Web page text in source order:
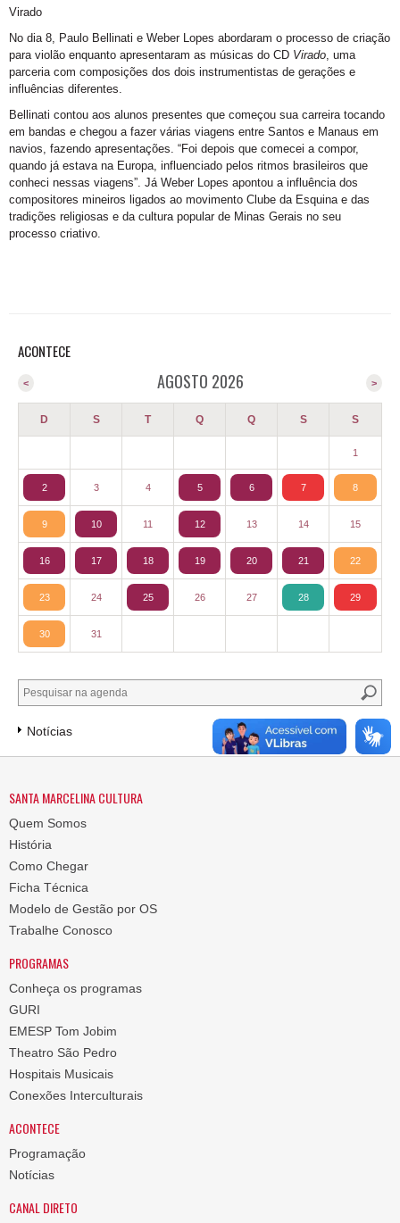
Virado
No dia 8, Paulo Bellinati e Weber Lopes abordaram o processo de criação
para violão enquanto apresentaram as músicas do CD Virado, uma
parceria com composições dos dois instrumentistas de gerações e
influências diferentes.
Bellinati contou aos alunos presentes que começou sua carreira tocando
em bandas e chegou a fazer várias viagens entre Santos e Manaus em
navios, fazendo apresentações. “Foi depois que comecei a compor,
quando já estava na Europa, influenciado pelos ritmos brasileiros que
conheci nessas viagens”. Já Weber Lopes apontou a influência dos
compositores mineiros ligados ao movimento Clube da Esquina e das
tradições religiosas e da cultura popular de Minas Gerais no seu
processo criativo.
ACONTECE
AGOSTO 2026 >
<
D S T Q Q S S
1
2 3 4 5 6 7 8
9 10 11 12 13 14 15
16 17 18 19 20 21 22
23 24 25 26 27 28 29
30 31
Notícias
SANTA MARCELINA CULTURA
Quem Somos
História
Como Chegar
Ficha Técnica
Modelo de Gestão por OS
Trabalhe Conosco
PROGRAMAS
Conheça os programas
GURI
EMESP Tom Jobim
Theatro São Pedro
Hospitais Musicais
Conexões Interculturais
ACONTECE
Programação
Notícias
CANAL DIRETO